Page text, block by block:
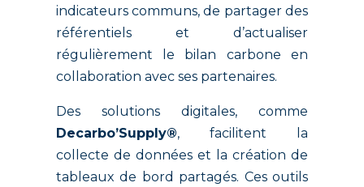
indicateurs communs, de partager des
référentiels et d’actualiser
régulièrement le bilan carbone en
collaboration avec ses partenaires.
Des solutions digitales, comme
Decarbo’Supply®, facilitent la
collecte de données et la création de
tableaux de bord partagés. Ces outils